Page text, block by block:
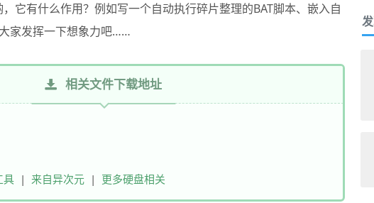
它有什么作用？例如写一个自动执行碎片整理的BAT脚本、嵌入自
家发挥一下想象力吧……
相关文件下载地址
具| 来自异次元| 更多硬盘相关